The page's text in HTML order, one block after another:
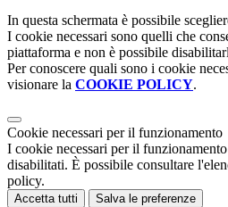
In questa schermata è possibile
I cookie necessari sono quelli che
piattaforma e non è possibile
Per conoscere quali sono i cookie
visionare la COOKIE POLICY.
Cookie necessari per il funzionamento
I cookie necessari per il
disabilitati. È possibile consultare
policy.
Accetta tutti Salva le preferenze